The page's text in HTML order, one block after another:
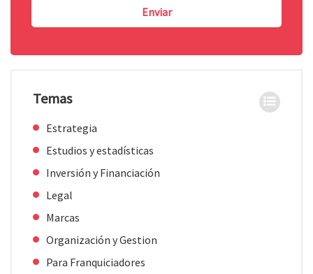
Temas
Estrategia
Estudios y estadísticas
Inversión y Financiación
Legal
Marcas
Organización y Gestion
Para Franquiciadores